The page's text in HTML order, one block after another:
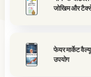
जोखिम और
फेयर मार्केट
उपयोग